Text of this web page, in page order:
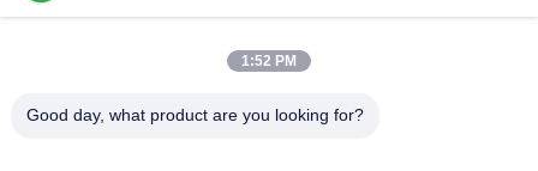
Γρήγοροι Σύνδεσμοι
Προϊόντα
Εμφάνιση VR
Περίπου Εμείς
1:52 PM
Good day, what product are you looking for?